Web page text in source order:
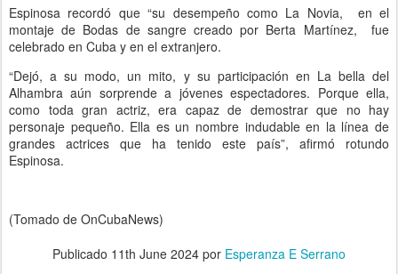
Espinosa recordó que “su desempeño como La Novia, en el
montaje de Bodas de sangre creado por Berta Martínez, fue
celebrado en Cuba y en el extranjero.
“Dejó, a su modo, un mito, y su participación en La bella del
Alhambra aún sorprende a jóvenes espectadores. Porque ella,
como toda gran actriz, era capaz de demostrar que no hay
personaje pequeño. Ella es un nombre indudable en la línea de
grandes actrices que ha tenido este país”, afirmó rotundo
Espinosa.
(Tomado de OnCubaNews)
Publicado 11th June 2024 por Esperanza E Serrano